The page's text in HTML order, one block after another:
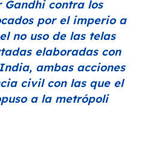
contra los
por el imperio a
no uso de las telas
elaboradas con
ambas acciones
civil con las que el
a la metrópoli